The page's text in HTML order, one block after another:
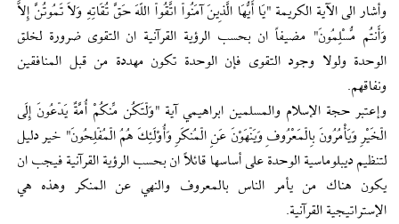
وأشار الى الآية الكريمة "يَا أَيُّهَا الَّذِينَ آمَنُواْ اتَّقُواْ اللّهَ حَقَّ تُقَاتِهِ وَلاَ تَمُوتُنَّ إِلاَّ
وَأَنتُم مُّسْلِمُونَ" مضيفاً ان بحسب الرؤية القرآنية ان التقوى ضرورة لخلق
الوحدة ولولا وجود التقوى فإن الوحدة تكون مهددة من قبل المنافقين
ونفاقهم.
وإعتبر حجة الإسلام والمسلمين ابراهيمي آية "وَلْتَكُن مِّنكُمْ أُمَّةٌ يَدْعُونَ إِلَى
الْخَيْرِ وَيَأْمُرُونَ بِالْمَعْرُوفِ وَيَنْهَوْنَ عَنِ الْمُنكَرِ وَأُوْلَئِكَ هُمُ الْمُفْلِحُونَ" خير دليل
لتنظيم ديبلوماسية الوحدة على أساسها قائلاً ان بحسب الرؤية القرآنية فيجب ان
يكون هناك من يأمر الناس بالمعروف والنهي عن المنكر وهذه هي
الإستراتيجية القرآنية.